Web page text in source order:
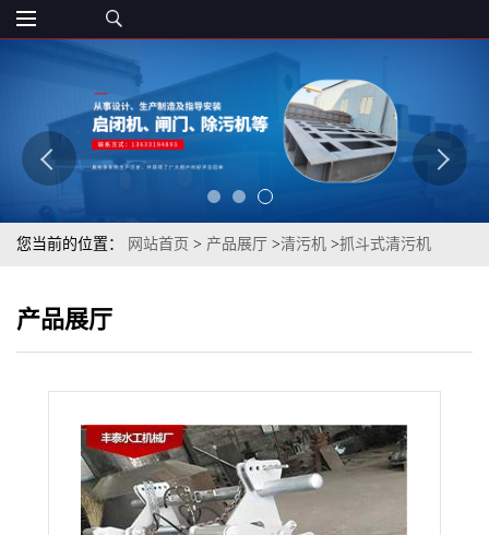
您当前的位置： 网站首页 > 产品展厅 >清污机 >抓斗式清污机
产品展厅